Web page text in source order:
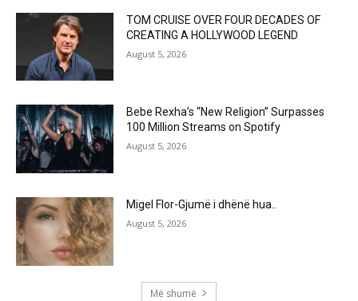
TOM CRUISE OVER FOUR DECADES OF
CREATING A HOLLYWOOD LEGEND
August 5, 2026
Bebe Rexha’s “New Religion” Surpasses
100 Million Streams on Spotify
August 5, 2026
Migel Flor-Gjumë i dhënë hua..
August 5, 2026
Më shumë